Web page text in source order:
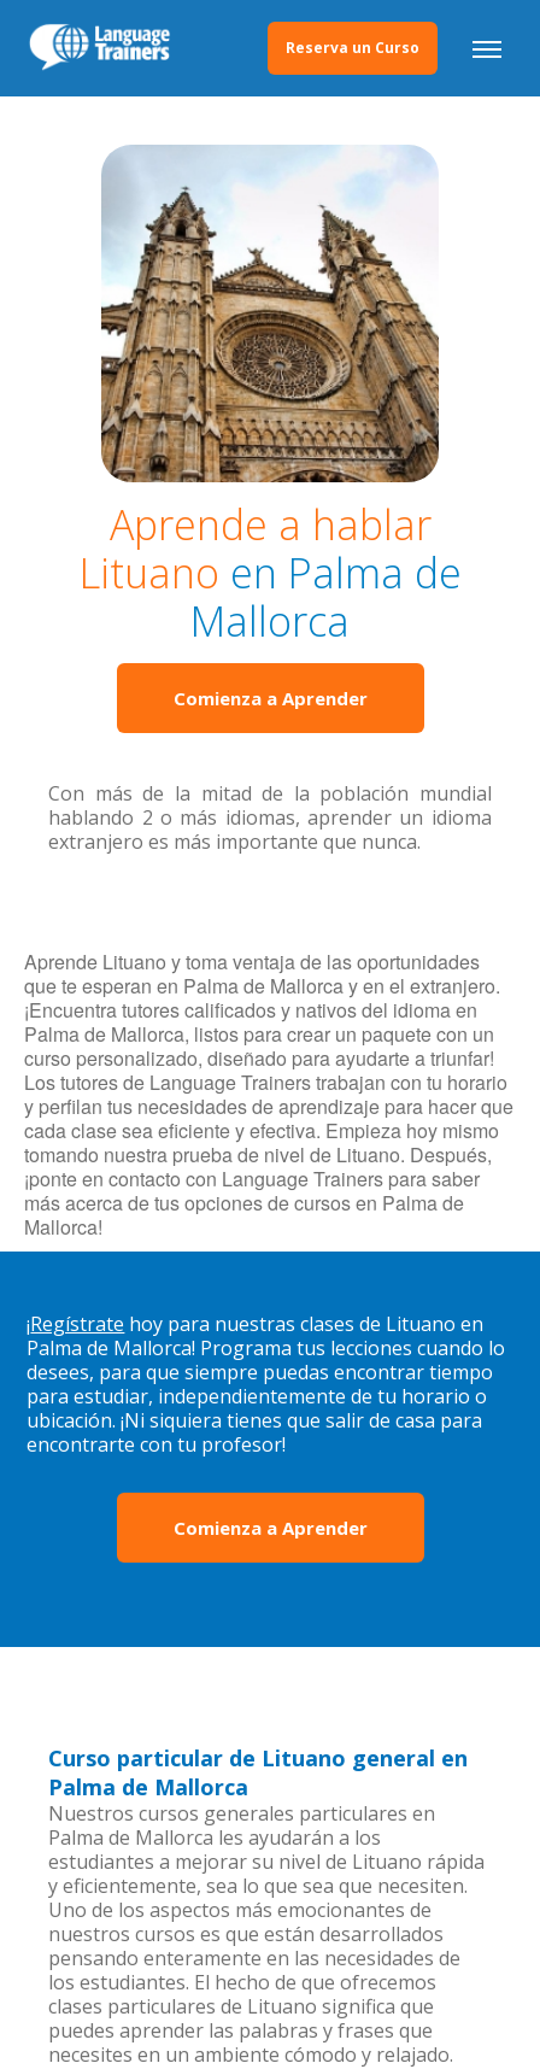
Reserva un Curso
Aprende a hablar
Lituano en Palma de
Mallorca
Comienza a Aprender
Con más de la mitad de la población mundial
hablando 2 o más idiomas, aprender un idioma
extranjero es más importante que nunca.
Aprende Lituano y toma ventaja de las oportunidades
que te esperan en Palma de Mallorca y en el extranjero.
¡Encuentra tutores calificados y nativos del idioma en
Palma de Mallorca, listos para crear un paquete con un
curso personalizado, diseñado para ayudarte a triunfar!
Los tutores de Language Trainers trabajan con tu horario
y perfilan tus necesidades de aprendizaje para hacer que
cada clase sea eficiente y efectiva. Empieza hoy mismo
tomando nuestra prueba de nivel de Lituano. Después,
¡ponte en contacto con Language Trainers para saber
más acerca de tus opciones de cursos en Palma de
Mallorca!
¡Regístrate hoy para nuestras clases de Lituano en
Palma de Mallorca! Programa tus lecciones cuando lo
desees, para que siempre puedas encontrar tiempo
para estudiar, independientemente de tu horario o
ubicación. ¡Ni siquiera tienes que salir de casa para
encontrarte con tu profesor!
Comienza a Aprender
Curso particular de Lituano general en
Palma de Mallorca
Nuestros cursos generales particulares en
Palma de Mallorca les ayudarán a los
estudiantes a mejorar su nivel de Lituano rápida
y eficientemente, sea lo que sea que necesiten.
Uno de los aspectos más emocionantes de
nuestros cursos es que están desarrollados
pensando enteramente en las necesidades de
los estudiantes. El hecho de que ofrecemos
clases particulares de Lituano significa que
puedes aprender las palabras y frases que
necesites en un ambiente cómodo y relajado.